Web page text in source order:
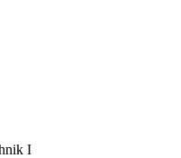
I